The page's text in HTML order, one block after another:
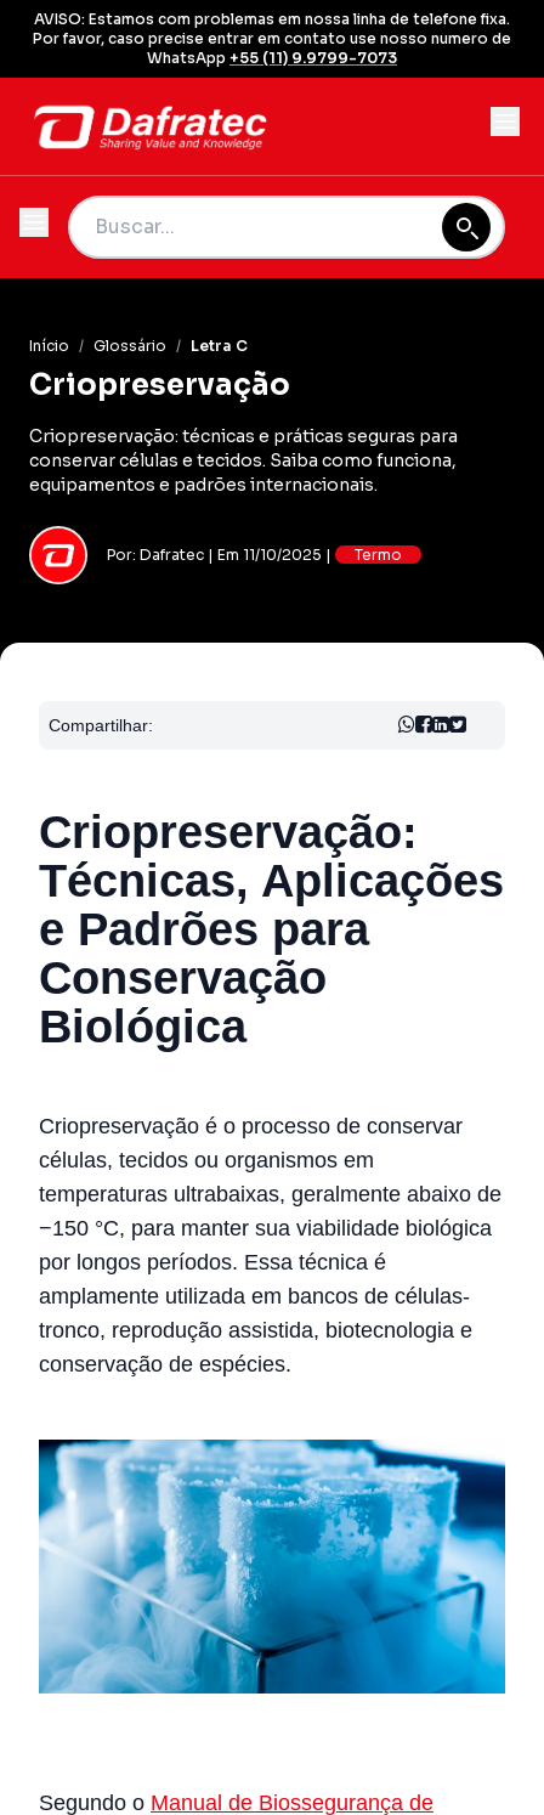
AVISO: Estamos com problemas em nossa linha de telefone fixa.
Por favor, caso precise entrar em contato use nosso numero de
WhatsApp +55 (11) 9.9799-7073
Início / Glossário / Letra C
Criopreservação
Criopreservação: técnicas e práticas seguras para
conservar células e tecidos. Saiba como funciona,
equipamentos e padrões internacionais.
Por: Dafratec | Em 11/10/2025 | Termo
Compartilhar:
Criopreservação:
Técnicas, Aplicações
e Padrões para
Conservação
Biológica
Criopreservação é o processo de conservar
células, tecidos ou organismos em
temperaturas ultrabaixas, geralmente abaixo de
−150 °C, para manter sua viabilidade biológica
por longos períodos. Essa técnica é
amplamente utilizada em bancos de células-
tronco, reprodução assistida, biotecnologia e
conservação de espécies.
Segundo o Manual de Biossegurança de